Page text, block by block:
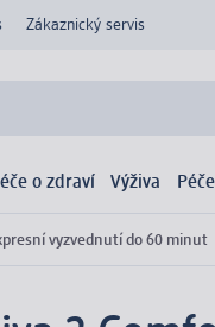
Zákaznický servis
o zdraví Výživa
vyzvednutí do 60 minut